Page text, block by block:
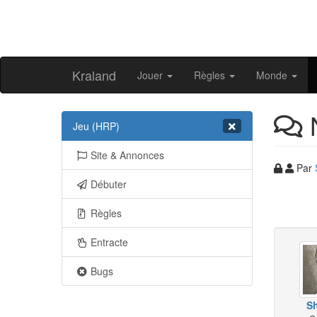
Kraland Jouer Règles Monde
Jeu (HRP)
Site & Annonces
Débuter
Règles
Entracte
Bugs
Par